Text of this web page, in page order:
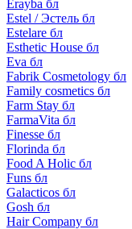
Erayba бл
Estel / Эстель бл
Estelare бл
Esthetic House бл
Eva бл
Fabrik Cosmetology бл
Family cosmetics бл
Farm Stay бл
FarmaVita бл
Finesse бл
Florinda бл
Food A Holic бл
Funs бл
Galacticos бл
Gosh бл
Hair Company бл